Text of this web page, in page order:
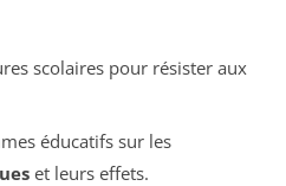
scolaires pour résister aux
éducatifs sur les
et leurs effets.